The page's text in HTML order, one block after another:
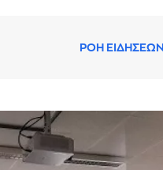
ΡΟΗ ΕΙΔΗΣΕΩΝ